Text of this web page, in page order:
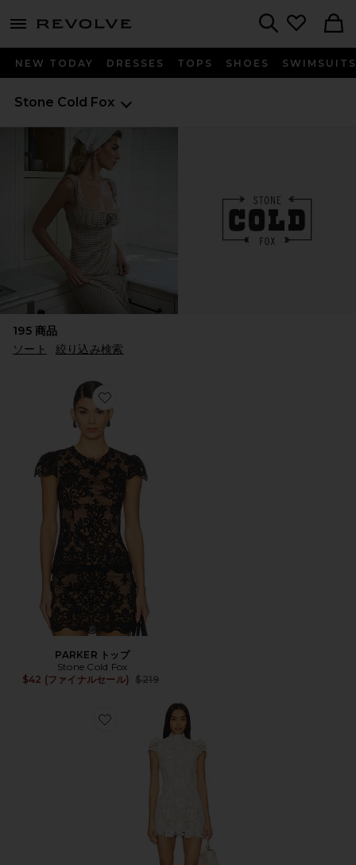
menu - shows more content
NEW TODAY DRESSES TOPS SHOES SWIMSUITS
Stone Cold Fox
195商品
ソート
絞り込み検索
Favorite PARKER トップ
PARKER トップ
Stone Cold Fox
$42 (ファイナルセール)
Previous price:
$219
Favorite AMY ドレス